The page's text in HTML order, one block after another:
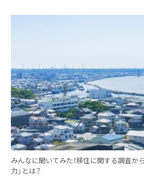
みんなに聞いてみた！移住に関する調査か
力」とは？